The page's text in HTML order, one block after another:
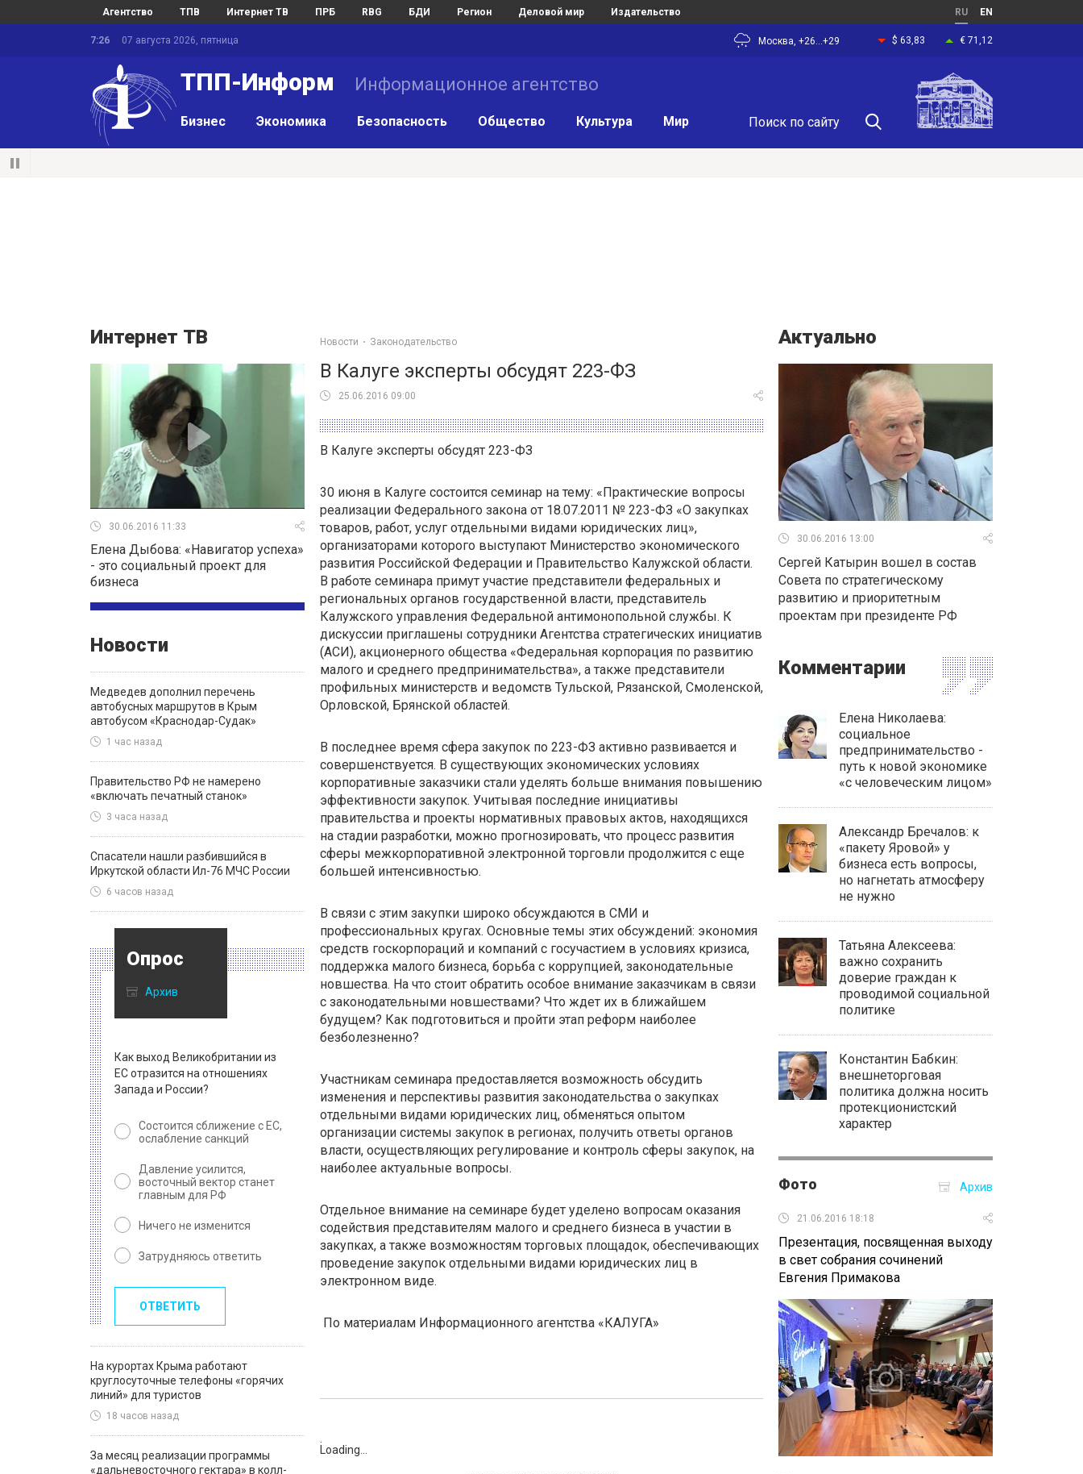
Агентство ТПВ Интернет ТВ ПРБ RBG БДИ Регион Деловой мир Издательство RU EN
7:26 07 августа 2026, пятница $ 63,83 € 71,12
Москва, +26...+29
ТПП-Информ Информационное агентство
Бизнес Экономика Безопасность Общество Культура Мир
Интернет ТВ
30.06.2016 11:33
Елена Дыбова: «Навигатор успеха»
- это социальный проект для
бизнеса
Новости
Медведев дополнил перечень
автобусных маршрутов в Крым
автобусом «Краснодар-Судак»
1 час назад
Правительство РФ не намерено
«включать печатный станок»
3 часа назад
Спасатели нашли разбившийся в
Иркутской области Ил-76 МЧС России
6 часов назад
Опрос
Архив
Как выход Великобритании из
ЕС отразится на отношениях
Запада и России?
Состоится сближение с ЕС,
ослабление санкций
Давление усилится,
восточный вектор станет
главным для РФ
Ничего не изменится
Затрудняюсь ответить
ОТВЕТИТЬ
На курортах Крыма работают
круглосуточные телефоны «горячих
линий» для туристов
18 часов назад
За месяц реализации программы
«дальневосточного гектара» в колл-
Новости Законодательство
В Калуге эксперты обсудят 223-ФЗ
25.06.2016 09:00
В Калуге эксперты обсудят 223-ФЗ
30 июня в Калуге состоится семинар на тему: «Практические вопросы
реализации Федерального закона от 18.07.2011 № 223-ФЗ «О закупках
товаров, работ, услуг отдельными видами юридических лиц»,
организаторами которого выступают Министерство экономического
развития Российской Федерации и Правительство Калужской области.
В работе семинара примут участие представители федеральных и
региональных органов государственной власти, представитель
Калужского управления Федеральной антимонопольной службы. К
дискуссии приглашены сотрудники Агентства стратегических инициатив
(АСИ), акционерного общества «Федеральная корпорация по развитию
малого и среднего предпринимательства», а также представители
профильных министерств и ведомств Тульской, Рязанской, Смоленской,
Орловской, Брянской областей.
В последнее время сфера закупок по 223-ФЗ активно развивается и
совершенствуется. В существующих экономических условиях
корпоративные заказчики стали уделять больше внимания повышению
эффективности закупок. Учитывая последние инициативы
правительства и проекты нормативных правовых актов, находящихся
на стадии разработки, можно прогнозировать, что процесс развития
сферы межкорпоративной электронной торговли продолжится с еще
большей интенсивностью.
В связи с этим закупки широко обсуждаются в СМИ и
профессиональных кругах. Основные темы этих обсуждений: экономия
средств госкорпораций и компаний с госучастием в условиях кризиса,
поддержка малого бизнеса, борьба с коррупцией, законодательные
новшества. На что стоит обратить особое внимание заказчикам в связи
с законодательными новшествами? Что ждет их в ближайшем
будущем? Как подготовиться и пройти этап реформ наиболее
безболезненно?
Участникам семинара предоставляется возможность обсудить
изменения и перспективы развития законодательства о закупках
отдельными видами юридических лиц, обменяться опытом
организации системы закупок в регионах, получить ответы органов
власти, осуществляющих регулирование и контроль сферы закупок, на
наиболее актуальные вопросы.
Отдельное внимание на семинаре будет уделено вопросам оказания
содействия представителям малого и среднего бизнеса в участии в
закупках, а также возможностям торговых площадок, обеспечивающих
проведение закупок отдельными видами юридических лиц в
электронном виде.
По материалам Информационного агентства «КАЛУГА»
: Loading...
Актуально
30.06.2016 13:00
Сергей Катырин вошел в состав
Совета по стратегическому
развитию и приоритетным
проектам при президенте РФ
Комментарии
Елена Николаева:
социальное
предпринимательство -
путь к новой экономике
«с человеческим лицом»
Александр Бречалов: к
«пакету Яровой» у
бизнеса есть вопросы,
но нагнетать атмосферу
не нужно
Татьяна Алексеева:
важно сохранить
доверие граждан к
проводимой социальной
политике
Константин Бабкин:
внешнеторговая
политика должна носить
протекционистский
характер
Фото Архив
21.06.2016 18:18
Презентация, посвященная выходу
в свет собрания сочинений
Евгения Примакова